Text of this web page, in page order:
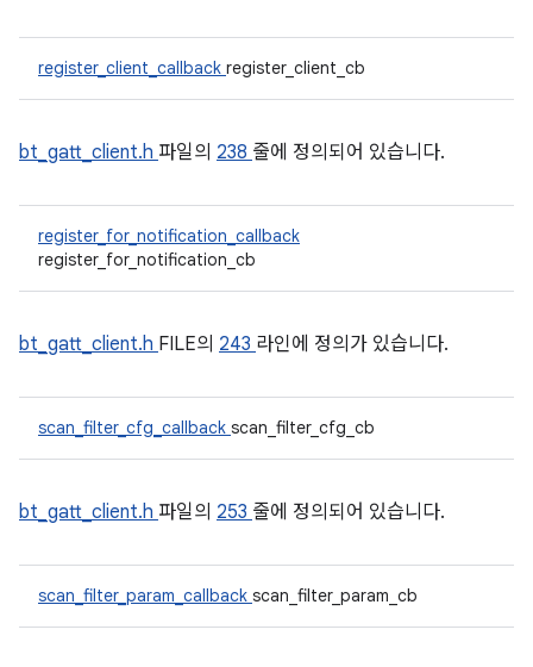
register_client_callback register_client_cb
bt_gatt_client.h 파일의 238 줄에 정의되어 있습니다.
register_for_notification_callback
register_for_notification_cb
bt_gatt_client.h FILE의 243 라인에 정의가 있습니다.
scan_filter_cfg_callback scan_filter_cfg_cb
bt_gatt_client.h 파일의 253 줄에 정의되어 있습니다.
scan_filter_param_callback scan_filter_param_cb